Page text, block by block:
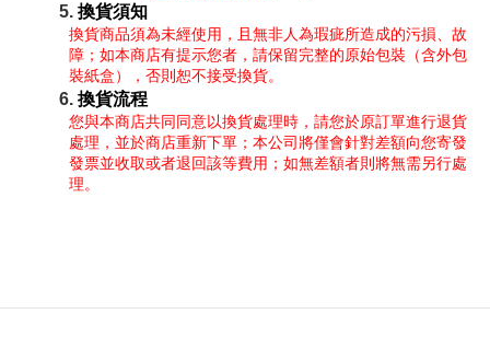
換貨須知
換貨商品須為未經使用，且無非人為瑕疵所造成的污損、故
障；如本商店有提示您者，請保留完整的原始包裝（含外包
裝紙盒），否則恕不接受換貨。
換貨流程
您與本商店共同同意以換貨處理時，請您於原訂單進行退貨
處理，並於商店重新下單；本公司將僅會針對差額向您寄發
發票並收取或者退回該等費用；如無差額者則將無需另行處
理。